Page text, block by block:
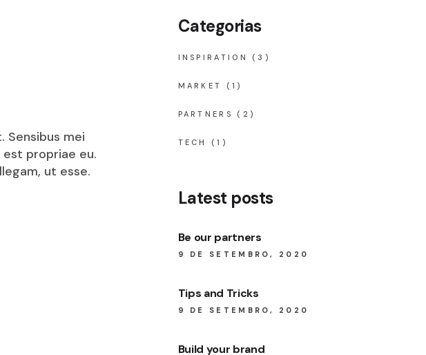
Sensibus mei
propriae eu.
ut esse.
Categorias
INSPIRATION (3)
MARKET (1)
PARTNERS (2)
TECH (1)
Latest posts
Be our partners
9 DE SETEMBRO, 2020
Tips and Tricks
9 DE SETEMBRO, 2020
Build your brand